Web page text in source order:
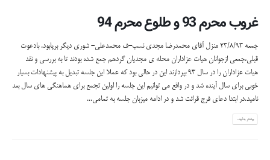
غروب محرم 93 و طلوع محرم 94
جمعه 23/8/93 منزل آقای محمدرضا مجدی نسب-ف محمدعلی- شوری دیگر برپابود. بادعوت
قبلی،جمعی ازجوانان هیات عزاداران محله ی مجدیان گردهم جمع شده بودند تا به بررسی و نقد
هیات عزاداران را در سال 93 بپردازند این در حالی بود که عملا این جلسه تبدیل به پیشنهادات بسیار
خوبی برای سال آینده شد و در واقع می توانیم این جلسه را اولین تجمع برای هماهنگی های سال بعد
نامید.در ابتدا دعای فرج قرائت شد و در ادامه میزبان جلسه به تمامی...
بیشتر بدانید...